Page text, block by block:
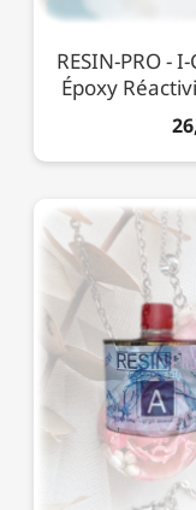
RESIN-PRO -
Époxy